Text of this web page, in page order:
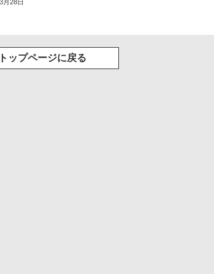
月28日
ップページに戻る